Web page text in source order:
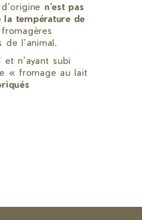
n’est pas
la température de
l’animal.
et n’ayant subi
« fromage au lait